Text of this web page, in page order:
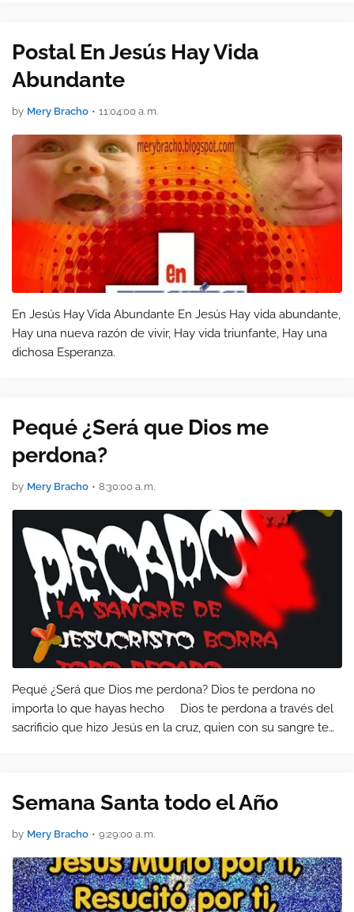
Postal En Jesús Hay Vida
Abundante
by Mery Bracho • 11:04:00 a. m.
En Jesús Hay Vida Abundante En Jesús Hay vida abundante,
Hay una nueva razón de vivir, Hay vida triunfante, Hay una
dichosa Esperanza.
Pequé ¿Será que Dios me
perdona?
by Mery Bracho • 8:30:00 a. m.
Pequé ¿Será que Dios me perdona? Dios te perdona no
importa lo que hayas hecho Dios te perdona a través del
sacrificio que hizo Jesús en la cruz, quien con su sangre te
Semana Santa todo el Año
by Mery Bracho • 9:29:00 a. m.